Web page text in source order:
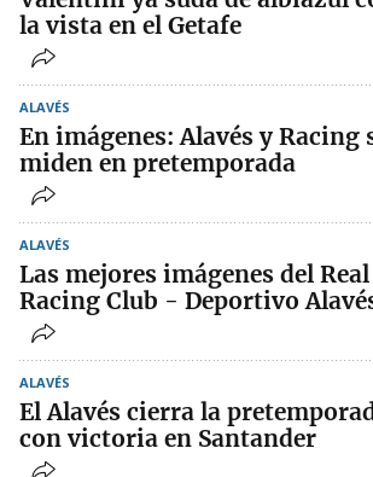
la vista en el Getafe
ALAVÉS
En imágenes: Alavés y Racing
miden en pretemporada
ALAVÉS
Las mejores imágenes del Real
Racing Club - Deportivo
ALAVÉS
El Alavés cierra la
con victoria en Santander